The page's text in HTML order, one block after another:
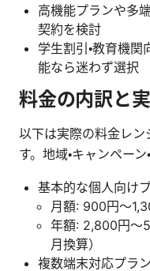
高機能プランや多
契約を検討
学生割引・教育機
能なら迷わず選択
料金の内訳と
以下は実際の料金レ
す。地域・キャンペー
基本的な個人向け
月額: 900円〜
年額: 2,800円〜
月換算）
複数端末対応プラン